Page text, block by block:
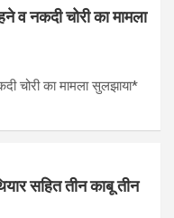
नकदी चोरी का मामला
चोरी का मामला सुलझाया*
सहित तीन काबू तीन